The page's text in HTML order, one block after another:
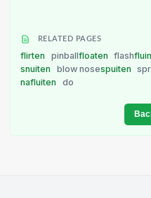
RELATED PAGES
flirten pinballfloaten flash
snuiten
blow nosespuiten
nafluiten
do